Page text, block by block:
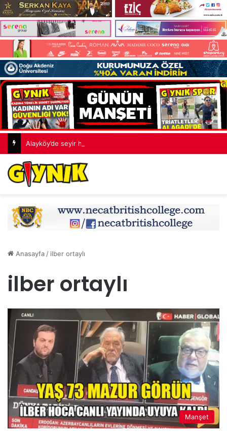
Alayköy’de seyir halindeki araç alev aldı
Anasayfa / ilber ortaylı
ilber ortaylı
Manşet